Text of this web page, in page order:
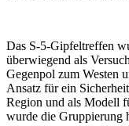
Das S-5-Gipfeltreffen
überwiegend als
Gegenpol zum Westen
Ansatz für ein
Region und als Modell
wurde die Gruppierung